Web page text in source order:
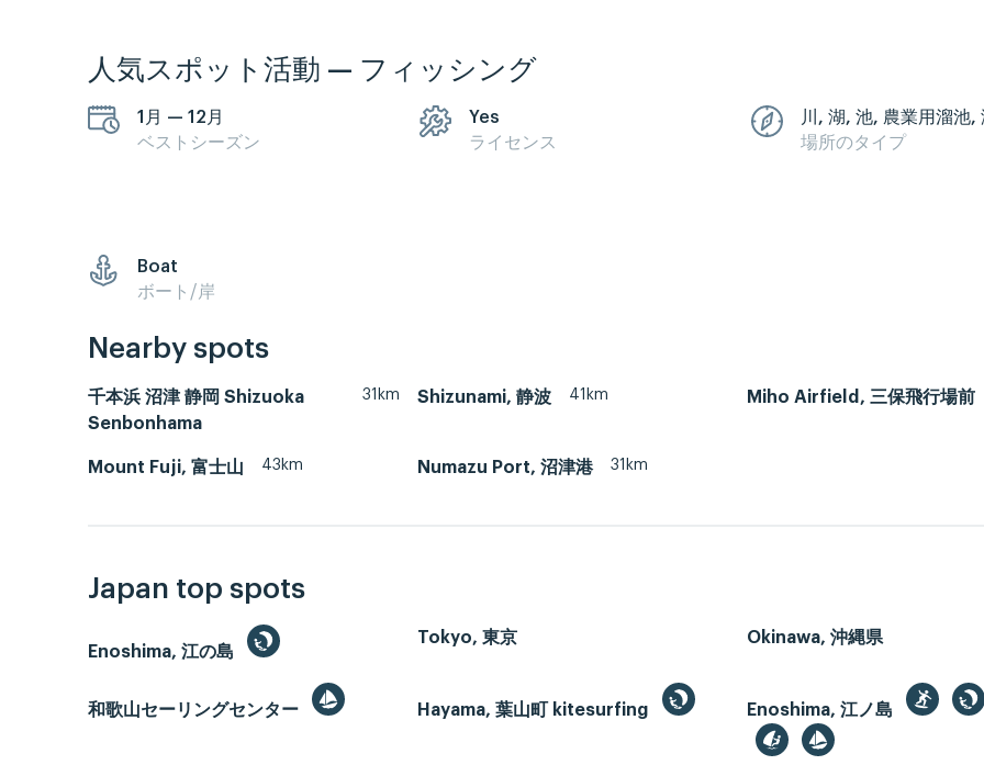
人気スポット活動 — フィッシング
1月 — 12月
ベストシーズン
Yes
ライセンス
川, 湖, 池, 農業用溜池,
場所のタイプ
Boat
ボート/岸
Nearby spots
千本浜 沼津 静岡 Shizuoka
Senbonhama
31km Shizunami, 静波 41km Miho Airfield, 三保飛行場前
Mount Fuji, 富士山 43km Numazu Port, 沼津港 31km
Japan top spots
Enoshima, 江の島
Tokyo, 東京
Okinawa, 沖縄県
和歌山セーリングセンター Hayama, 葉山町 kitesurfing Enoshima, 江ノ島